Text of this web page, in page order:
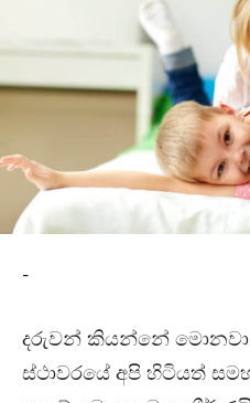
-
දරුවන් කියන්නේ මොනවා
ස්ථාවරයේ අපි හිටියත්